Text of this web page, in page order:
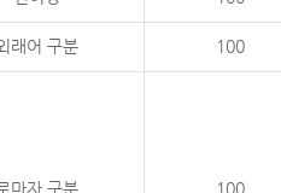
래어 구분 100
마자 구분 100